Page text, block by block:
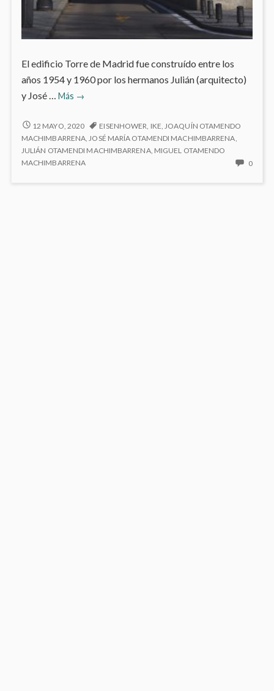
El edificio Torre de Madrid fue construído entre los
años 1954 y 1960 por los hermanos Julián (arquitecto)
y José … Más
Torre
Madrid
→
TORRE
DE
MADRID
12 MAYO, 2020 EISENHOWER, IKE,JOAQUÍN OTAMENDO
MACHIMBARRENA,JOSÉ MARÍA OTAMENDI MACHIMBARRENA,
JULIÁN OTAMENDI MACHIMBARRENA, MIGUEL OTAMENDO
MACHIMBARRENA
0NO